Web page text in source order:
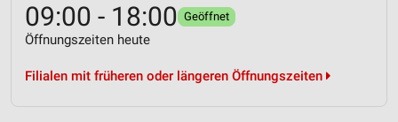
09:00 - 18:00 Geöffnet
Öffnungszeiten heute
Filialen mit früheren oder längeren Öffnungszeiten